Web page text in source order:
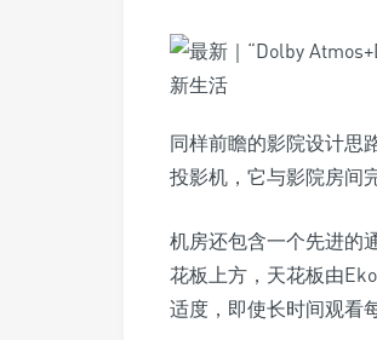
同样前瞻的影院设计思
投影机，它与影院房间
机房还包含一个先进的
花板上方，天花板由
适度，即使长时间观看